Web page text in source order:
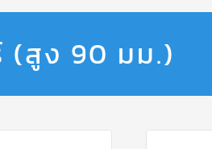
(สูง 90 มม.)